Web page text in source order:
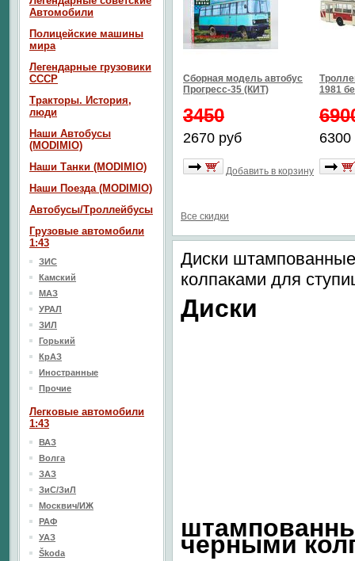
Сборная модель автобус
Прогресс-35 (КИТ)
3450
2670 руб
Добавить в корзину
1981
6300
Все скидки
Диски
колпаками для
Диски
черными
Автомобили
Полицейские машины
мира
Легендарные грузовики
СССР
Тракторы. История,
люди
Наши Автобусы
(MODIMIO)
Наши Танки (MODIMIO)
Наши Поезда (MODIMIO)
Автобусы/Троллейбусы
Грузовые автомобили
1:43
ЗИС
Камский
МАЗ
УРАЛ
ЗИЛ
Горький
КрАЗ
Иностранные
Прочие
Легковые автомобили
1:43
ВАЗ
Волга
ЗАЗ
ЗиС/ЗиЛ
Москвич/ИЖ
РАФ
УАЗ
Škoda